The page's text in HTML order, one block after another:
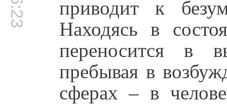
приводит к
Находясь в
переносится в
пребывая в
сферах – в